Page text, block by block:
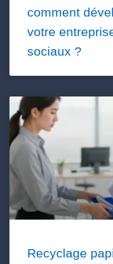
comment
votre
sociaux ?
Recyclage